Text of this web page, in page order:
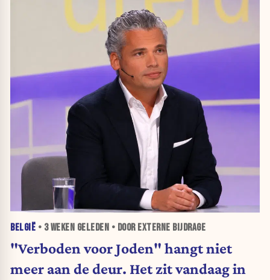
BELGIË • 3 WEKEN GELEDEN • DOOR EXTERNE BIJDRAGE
"Verboden voor Joden" hangt niet
meer aan de deur. Het zit vandaag in